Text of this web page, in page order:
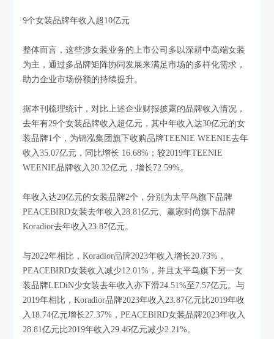
9个女装品牌年收入超10亿元
整体而言，这些涉女装业务的上市公司多以深耕中高端女装
为主，通过多品牌矩阵协同发展来满足市场的多样化需求，
助力企业市场份额的持续提升。
据本刊梳理统计，对比上述企业财报披露的品牌收入情况，
去年有29个女装品牌收入超亿元，其中年收入达30亿元的女
装品牌1个，为锦泓集团旗下收购品牌TEENIE WEENIE去年
收入35.07亿元，同比增长 16.68%；较2019年TEENIE
WEENIE品牌收入20.32亿元，增长72.59%。
年收入达20亿元的女装品牌2个，分别为太平鸟旗下品牌
PEACEBIRD女装去年收入28.81亿元、赢家时尚旗下品牌
Koradior去年收入23.87亿元。
与2022年相比，Koradior品牌2023年收入增长20.73%，
PEACEBIRD女装收入减少12.01%，并且太平鸟旗下另一女
装品牌LEDiN少女装去年收入亦下滑24.51%至7.57亿元。与
2019年相比，Koradior品牌2023年收入23.87亿元比2019年收
入18.74亿元增长27.37%，PEACEBIRD女装品牌2023年收入
28.81亿元比2019年收入29.46亿元减少2.21%。